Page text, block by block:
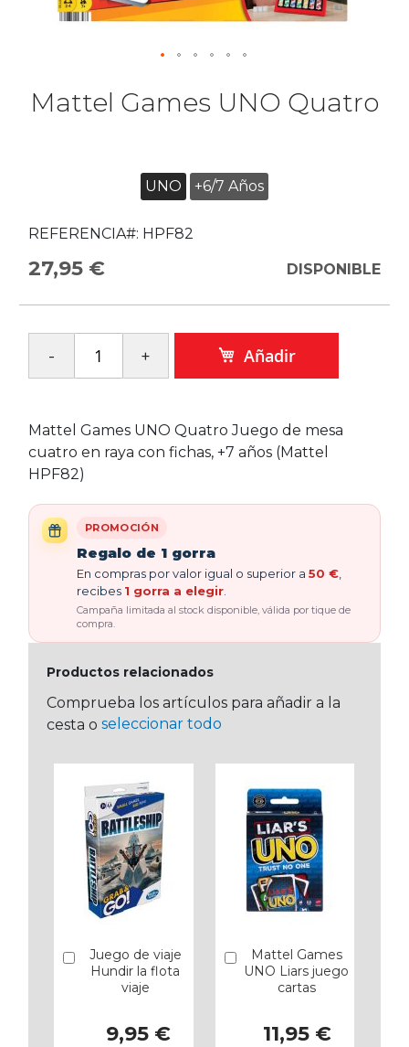
Mattel Games UNO Quatro
UNO +6/7 Años
REFERENCIA#: HPF82
27,95 € DISPONIBLE
Añadir
Mattel Games UNO Quatro Juego de mesa
cuatro en raya con fichas, +7 años (Mattel
HPF82)
PROMOCIÓN
Regalo de 1 gorra
En compras por valor igual o superior a 50 €
recibes 1 gorra a elegir
Campaña limitada al stock disponible, válida por tique de
compra.
Productos relacionados
Comprueba los artículos para añadir a la
cesta o seleccionar todo
Juego de viaje
Hundir la flota
viaje
9,95 €
Añadir
Mattel Games
UNO Liars juego
cartas
11,95 €
Añadir